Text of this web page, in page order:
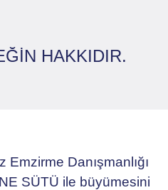
HAKKIDIR.
Danışmanlığı
SÜTÜ ile büyümesini